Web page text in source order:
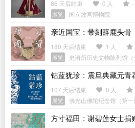
86 天后结束 0 人
-
展览
国立故宫博物院
亲近国宝：带刻辞鹿头骨
180 天后结束 1 人
展览
史语所历史文物陈列馆（
钴蓝犹珍：震旦典藏元青
107 天后结束 0 人
展览
佛光山佛陀纪念馆（第一
方寸福田：谢碧莲女士捐